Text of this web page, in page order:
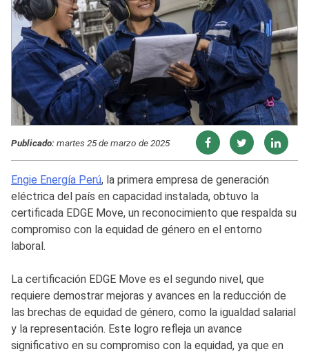
Publicado:martes 25 de marzo de 2025
Engie Energía Perú, la primera empresa de generación
eléctrica del país en capacidad instalada, obtuvo la
certificada EDGE Move, un reconocimiento que respalda su
compromiso con la equidad de género en el entorno
laboral.
La certificación EDGE Move es el segundo nivel, que
requiere demostrar mejoras y avances en la reducción de
las brechas de equidad de género, como la igualdad salarial
y la representación. Este logro refleja un avance
significativo en su compromiso con la equidad, ya que en